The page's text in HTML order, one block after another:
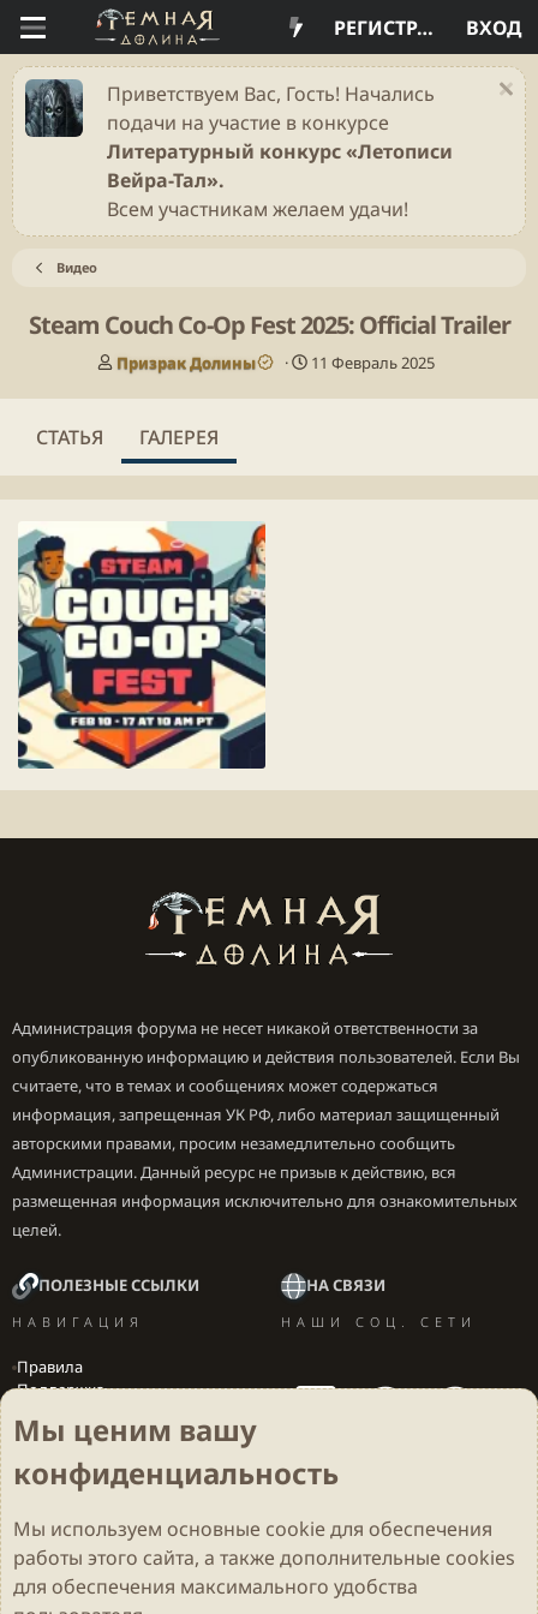
ВХОД
РЕГИСТРАЦИЯ
Приветствуем Вас, Гость! Начались
подачи на участие в конкурсе
Литературный конкурс «Летописи
Вейра-Тал».
Всем участникам желаем удачи!
Видео
Steam Couch Co-Op Fest 2025: Official Trailer
А
Призрак Долины
Д
у
б
11 Февраль 2025
СТАТЬЯ ГАЛЕРЕЯ
Steam Couch Co-Op Fest 2025： Official Trailer.38.webp
Администрация форума не несет никакой ответственности за
опубликованную информацию и действия пользователей. Если Вы
считаете, что в темах и сообщениях может содержаться
информация, запрещенная УК РФ, либо материал защищенный
авторскими правами, просим незамедлительно сообщить
Администрации. Данный ресурс не призыв к действию, вся
размещенная информация исключительно для ознакомительных
целей.
ПОЛЕЗНЫЕ ССЫЛКИ
НАВИГАЦИЯ
Правила
Поддержка
Локализация игр
НА СВЯЗИ
НАШИ СОЦ. СЕТИ
Cookies Darkdale - Основа [v.2.3.2 rc1] 🔥
Русский (RU)
Обратная связь
Условия и правила
Политика конфиденциальности
Помощь
R
Мы ценим вашу
конфиденциальность
Мы используем основные cookieдля обеспечения
работы этого сайта, а также дополнительные cookies
для обеспечения максимального удобства